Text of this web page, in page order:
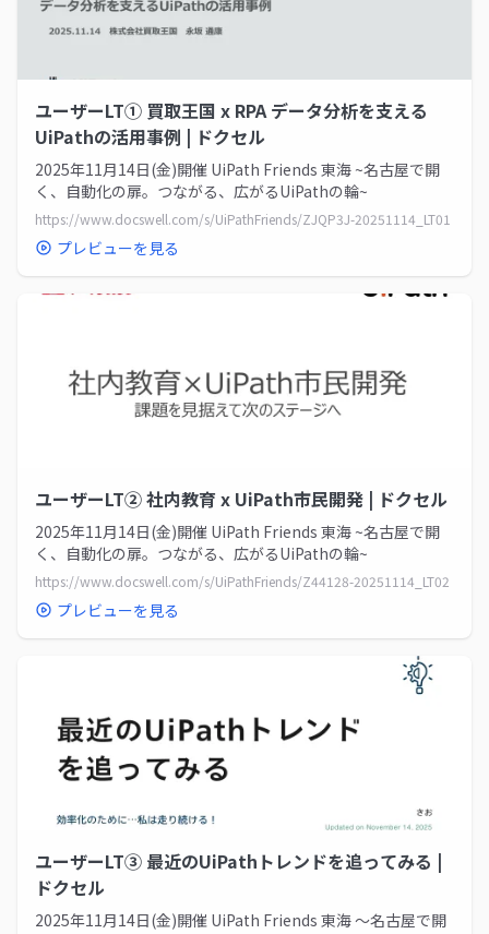
ユーザーLT① 買取王国 x RPA データ分析を支える
UiPathの活用事例 | ドクセル
2025年11月14日(金)開催 UiPath Friends 東海 ~名古屋で開
く、自動化の扉。つながる、広がるUiPathの輪~
https://www.docswell.com/s/UiPathFriends/ZJQP3J-20251114_LT01
プレビューを見る
ユーザーLT② 社内教育 x UiPath市民開発 | ドクセル
2025年11月14日(金)開催 UiPath Friends 東海 ~名古屋で開
く、自動化の扉。つながる、広がるUiPathの輪~
https://www.docswell.com/s/UiPathFriends/Z44128-20251114_LT02
プレビューを見る
ユーザーLT③ 最近のUiPathトレンドを追ってみる |
ドクセル
2025年11月14日(金)開催 UiPath Friends 東海 ～名古屋で開